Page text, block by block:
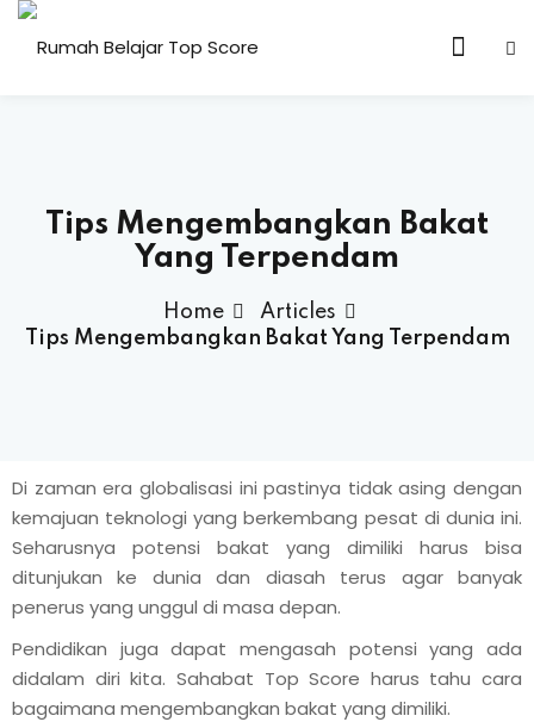
Usia 2-7 Tahun
Elementary
Tips Mengembangkan Bakat
Yang Terpendam
Home
Articles
Tips Mengembangkan Bakat Yang Terpendam
Di zaman era globalisasi ini pastinya tidak asing dengan
kemajuan teknologi yang berkembang pesat di dunia ini.
Seharusnya potensi bakat yang dimiliki harus bisa
ditunjukan ke dunia dan diasah terus agar banyak
penerus yang unggul di masa depan.
Pendidikan juga dapat mengasah potensi yang ada
didalam diri kita. Sahabat Top Score harus tahu cara
bagaimana mengembangkan bakat yang dimiliki.